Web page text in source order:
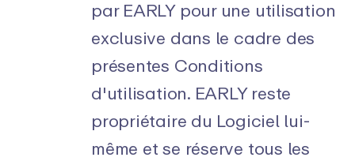
par EARLY pour une utilisation
exclusive dans le cadre des
présentes Conditions
d'utilisation. EARLY reste
propriétaire du Logiciel lui-
même et se réserve tous les